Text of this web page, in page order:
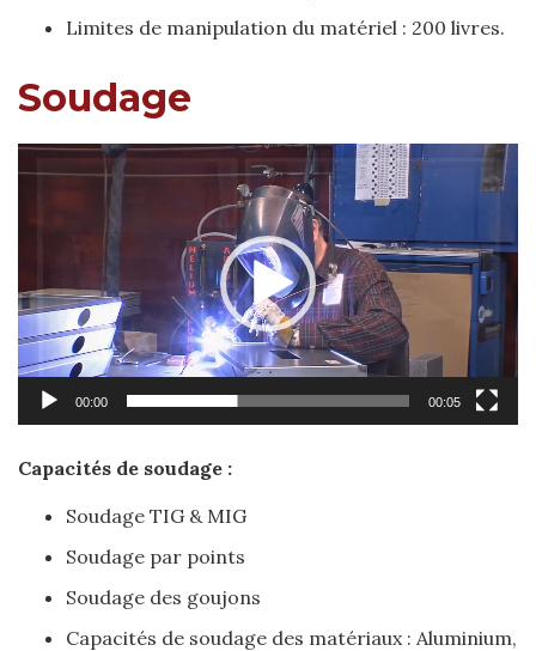
Limites de manipulation du matériel : 200 livres.
Soudage
Video
00:00 00:05
Capacités de soudage :
Soudage TIG & MIG
Soudage par points
Soudage des goujons
Capacités de soudage des matériaux : Aluminium,